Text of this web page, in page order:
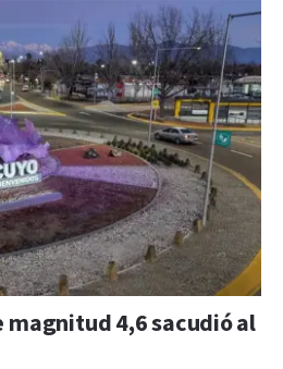
4,6 sacudió al